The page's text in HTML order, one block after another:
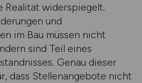
Realität widerspiegelt.
und
im Bau müssen nicht
sind Teil eines
Genau dieser
dass Stellenangebote nicht